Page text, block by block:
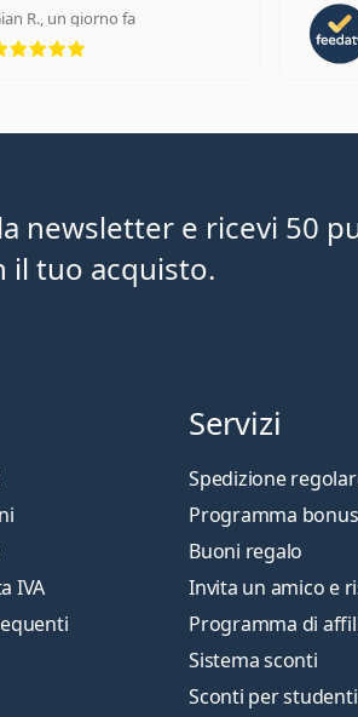
R., un giorno fa
newsletter e ricevi 50
il tuo acquisto.
IVA
Servizi
Spedizione
Programma bonus
Buoni regalo
Invita un amico e
Programma di
Sistema sconti
Sconti per studenti